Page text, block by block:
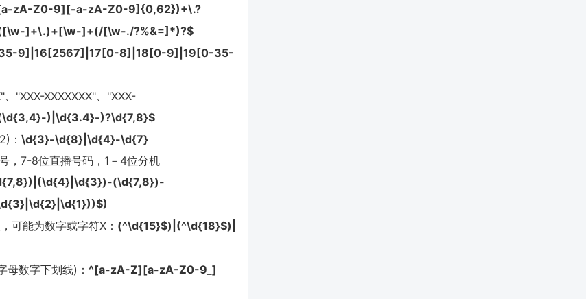
zA-Z0-9][-a-zA-Z0-9]{0,62})+\.?
]+\.)+[\w-]+(/[\w-./?%&=]*)?$
9]|16[2567]|17[0-8]|18[0-9]|19[0-35-
"XXX-XXXXXXX"、"XXX-
)|\d{3.4}-)?\d{7,8}$
： \d{3}-\d{8}|\d{4}-\d{7}
，7-8位直播号码，1－4位分机
(\d{7,8})-
可能为数字或字符X： (^\d{15}$)|(^\d{18}$)|
数字下划线)： ^[a-zA-Z][a-zA-Z0-9_]